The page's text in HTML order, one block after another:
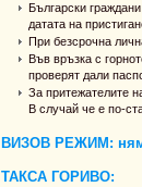
Български
датата на
При безсрочна
Във връзка с
проверят дали
За притежателите
В случай че е по-
ВИЗОВ РЕЖИМ:
ТАКСА ГОРИВО: